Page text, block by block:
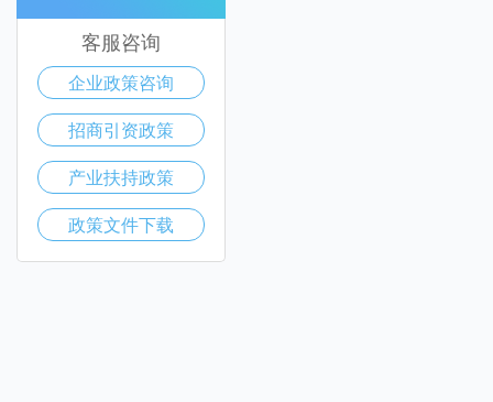
客服咨询
企业政策咨询
招商引资政策
产业扶持政策
政策文件下载